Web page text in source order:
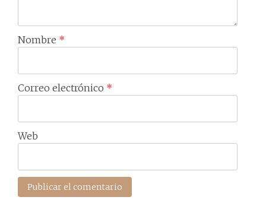
Nombre *
Correo electrónico *
Web